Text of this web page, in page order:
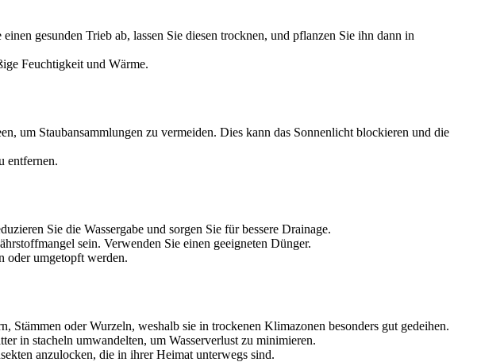
gesunden Trieb ab, lassen Sie diesen trocknen, und pflanzen Sie ihn dann in
Feuchtigkeit und Wärme.
um Staubansammlungen zu vermeiden. Dies kann das Sonnenlicht blockieren und die
entfernen.
Sie die Wassergabe und sorgen Sie für bessere Drainage.
sein. Verwenden Sie einen geeigneten Dünger.
oder umgetopft werden.
Stämmen oder Wurzeln, weshalb sie in trockenen Klimazonen besonders gut gedeihen.
in stacheln umwandelten, um Wasserverlust zu minimieren.
anzulocken, die in ihrer Heimat unterwegs sind.